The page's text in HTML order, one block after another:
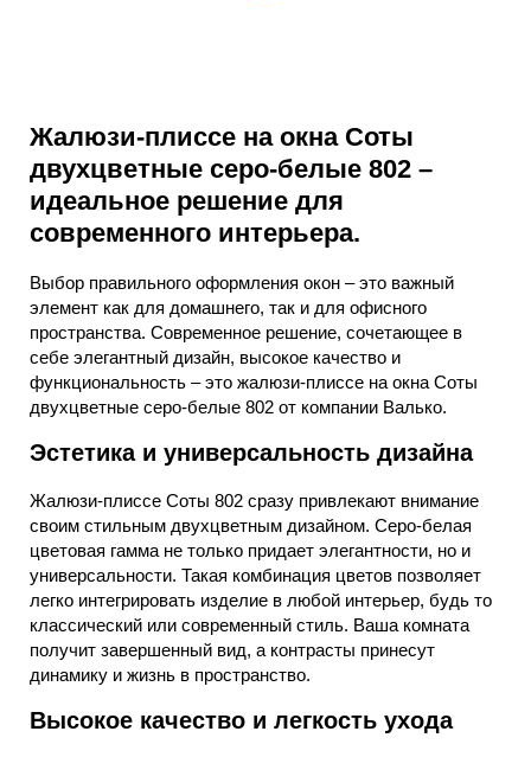
Жалюзи-плиссе на окна Соты
двухцветные серо-белые 802 –
идеальное решение для
современного интерьера.
Выбор правильного оформления окон – это важный
элемент как для домашнего, так и для офисного
пространства. Современное решение, сочетающее в
себе элегантный дизайн, высокое качество и
функциональность – это жалюзи-плиссе на окна Соты
двухцветные серо-белые 802 от компании Валько.
Эстетика и универсальность дизайна
Жалюзи-плиссе Соты 802 сразу привлекают внимание
своим стильным двухцветным дизайном. Серо-белая
цветовая гамма не только придает элегантности, но и
универсальности. Такая комбинация цветов позволяет
легко интегрировать изделие в любой интерьер, будь то
классический или современный стиль. Ваша комната
получит завершенный вид, а контрасты принесут
динамику и жизнь в пространство.
Высокое качество и легкость ухода